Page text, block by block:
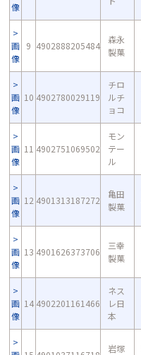
像
画
像
9 4902888205484
森永
製菓
画
像
10 4902780029119
チロ
ルチ
ョコ
画
像
11 4902751069502
モン
テー
ル
画
像
12 4901313187272
亀田
製菓
画
像
13 4901626373706
三幸
製菓
画
像
14 4902201161466
ネス
レ日
本
岩塚